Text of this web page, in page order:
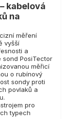
kabelová
na
měření
vyšší
a
PosiTector
měřicí
o rubínový
sondy proti
povlaků a
pro
typech